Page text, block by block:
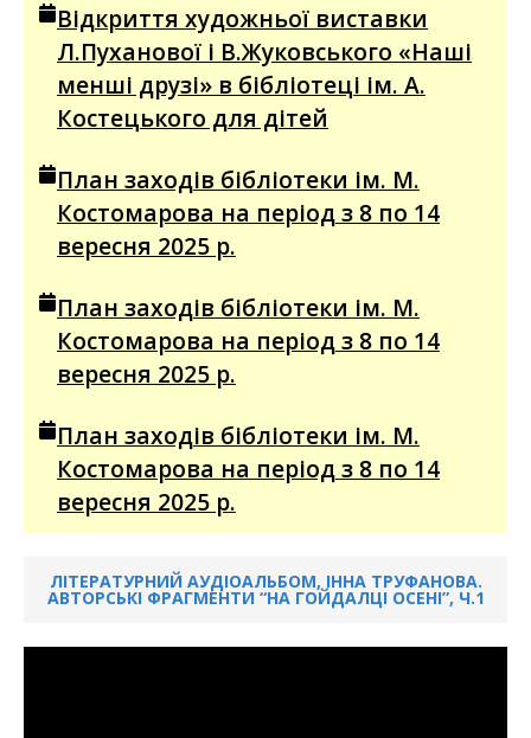
Відкриття художньої виставки
Л.Пуханової і В.Жуковського «Наші
менші друзі» в бібліотеці ім. А.
Костецького для дітей
План заходів бібліотеки ім. М.
Костомарова на період з 8 по 14
вересня 2025 р.
План заходів бібліотеки ім. М.
Костомарова на період з 8 по 14
вересня 2025 р.
План заходів бібліотеки ім. М.
Костомарова на період з 8 по 14
вересня 2025 р.
ЛІТЕРАТУРНИЙ АУДІОАЛЬБОМ, ІННА ТРУФАНОВА.
АВТОРСЬКІ ФРАГМЕНТИ “НА ГОЙДАЛЦІ ОСЕНІ”, Ч.1